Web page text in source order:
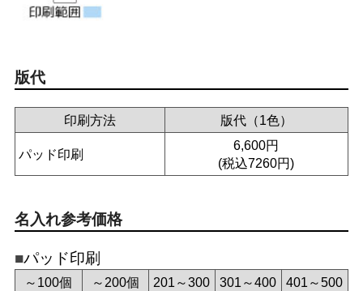
版代
印刷方法 版代（1色）
パッド印刷
6,600円
(税込7260円)
名入れ参考価格
パッド印刷
～100個
～200個
201～300
301～400
401～500